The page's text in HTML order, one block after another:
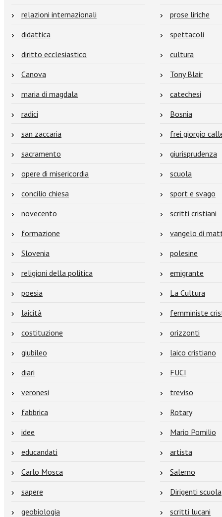
relazioni internazionali
prose liriche
didattica
spettacoli
diritto ecclesiastico
cultura
Canova
Tony Blair
maria di magdala
catechesi
radici
Bosnia
san zaccaria
frei giorgio
sacramento
giurisprudenza
opere di misericordia
scuola
concilio chiesa
sport e svago
novecento
scritti cristiani
formazione
vangelo di
Slovenia
polesine
religioni della politica
emigrante
poesia
La Cultura
laicità
femministe
costituzione
orizzonti
giubileo
laico cristiano
diari
FUCI
veronesi
treviso
fabbrica
Rotary
idee
Mario Pomilio
educandati
artista
Carlo Mosca
Salerno
sapere
Dirigenti scuola
geobiologia
scritti lucani